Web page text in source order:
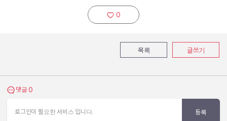
추천하기:
0
목록 글쓰기
댓글 보기
댓글 0
로그인이 필요한 서비스 입니다. 등록